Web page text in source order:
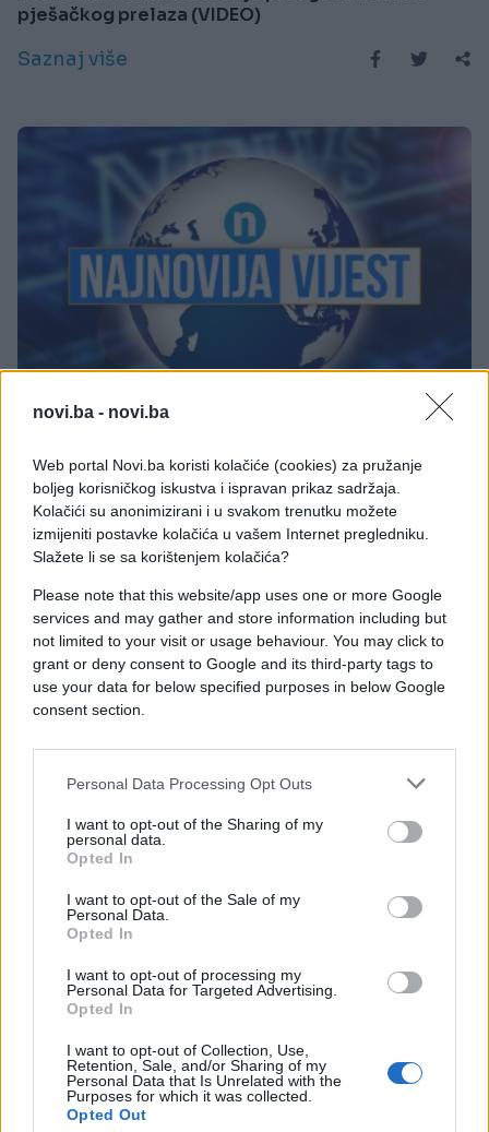
novi.ba - novi.ba
Web portal Novi.ba koristi kolačiće (cookies) za pružanje
boljeg korisničkog iskustva i ispravan prikaz sadržaja.
Kolačići su anonimizirani i u svakom trenutku možete
izmijeniti postavke kolačića u vašem Internet pregledniku.
Slažete li se sa korištenjem kolačića?
Please note that this website/app uses one or more Google
services and may gather and store information including but
not limited to your visit or usage behaviour. You may click to
grant or deny consent to Google and its third-party tags to
use your data for below specified purposes in below Google
consent section.
Personal Data Processing Opt Outs
I want to opt-out of the Sharing of my
personal data.
Opted In
I want to opt-out of the Sale of my
Personal Data.
Opted In
I want to opt-out of processing my
Personal Data for Targeted Advertising.
Opted In
I want to opt-out of Collection, Use,
Retention, Sale, and/or Sharing of my
Personal Data that Is Unrelated with the
Purposes for which it was collected.
Opted Out
pješačkog prelaza (VIDEO)
Saznaj više
SVIJET
09.10.17. 17:08
HAOS NA SRED ULICE: Muškarac napadao ljude
NOŽEM. Zatvoren autoput!
Saznaj više
SVIJET
Čovjek se zabio u pješake i ozlijedio najmanje 11
osoba, pušten na slobodu
Saznaj više